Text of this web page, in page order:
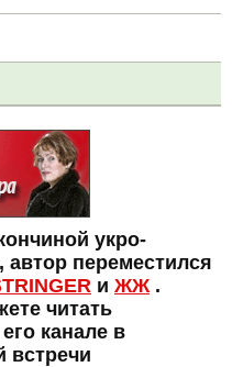
укро-
автор переместился
и ЖЖ .
читать
канале в
встречи